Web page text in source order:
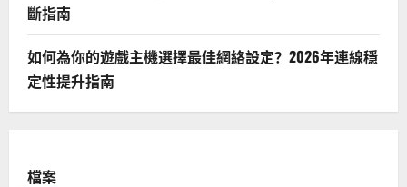
斷指南
如何為你的遊戲主機選擇最佳網絡設定？2026年連線穩
定性提升指南
檔案